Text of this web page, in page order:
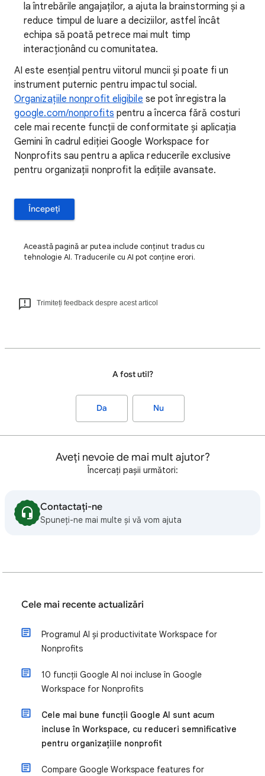
la întrebările angajaților, a ajuta la brainstorming și a
reduce timpul de luare a deciziilor, astfel încât
echipa să poată petrece mai mult timp
interacționând cu comunitatea.
AI este esențial pentru viitorul muncii și poate fi un
instrument puternic pentru impactul social.
Organizațiile nonprofit eligibile se pot înregistra la
google.com/nonprofits pentru a încerca fără costuri
cele mai recente funcții de conformitate și aplicația
Gemini în cadrul ediției Google Workspace for
Nonprofits sau pentru a aplica reducerile exclusive
pentru organizații nonprofit la edițiile avansate.
Începeți
Această pagină ar putea include conținut tradus cu
tehnologie AI. Traducerile cu AI pot conține erori.
Trimiteți feedback despre acest articol
A fost util?
Da Nu
Aveți nevoie de mai mult ajutor?
Încercați pașii următori:
Contactați-ne
Spuneți-ne mai multe și vă vom ajuta
Cele mai recente actualizări
Programul AI și productivitate Workspace for
Nonprofits
10 funcții Google AI noi incluse în Google
Workspace for Nonprofits
Cele mai bune funcții Google AI sunt acum
incluse în Workspace, cu reduceri semnificative
pentru organizațiile nonprofit
Compare Google Workspace features for